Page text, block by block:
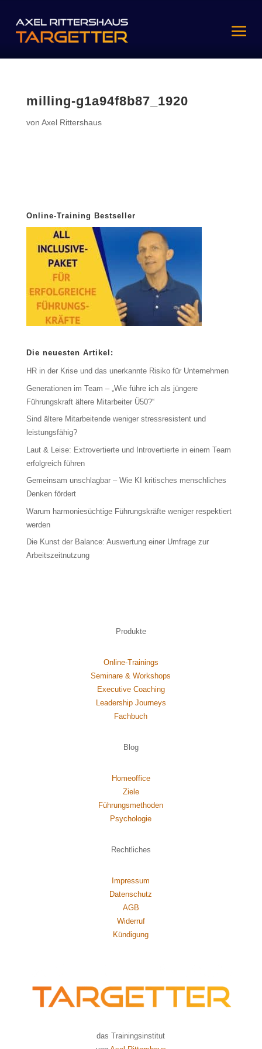
milling-g1a94f8b87_1920
von Axel Rittershaus
Online-Training Bestseller
Die neuesten Artikel:
HR in der Krise und das unerkannte Risiko für Unternehmen
Generationen im Team – „Wie führe ich als jüngere
Führungskraft ältere Mitarbeiter Ü50?“
Sind ältere Mitarbeitende weniger stressresistent und
leistungsfähig?
Laut & Leise: Extrovertierte und Introvertierte in einem Team
erfolgreich führen
Gemeinsam unschlagbar – Wie KI kritisches menschliches
Denken fördert
Warum harmoniesüchtige Führungskräfte weniger respektiert
werden
Die Kunst der Balance: Auswertung einer Umfrage zur
Arbeitszeitnutzung
Produkte
Online-Trainings
Seminare & Workshops
Executive Coaching
Leadership Journeys
Fachbuch
Blog
Homeoffice
Ziele
Führungsmethoden
Psychologie
Rechtliches
Impressum
Datenschutz
AGB
Widerruf
Kündigung
das Trainingsinstitut